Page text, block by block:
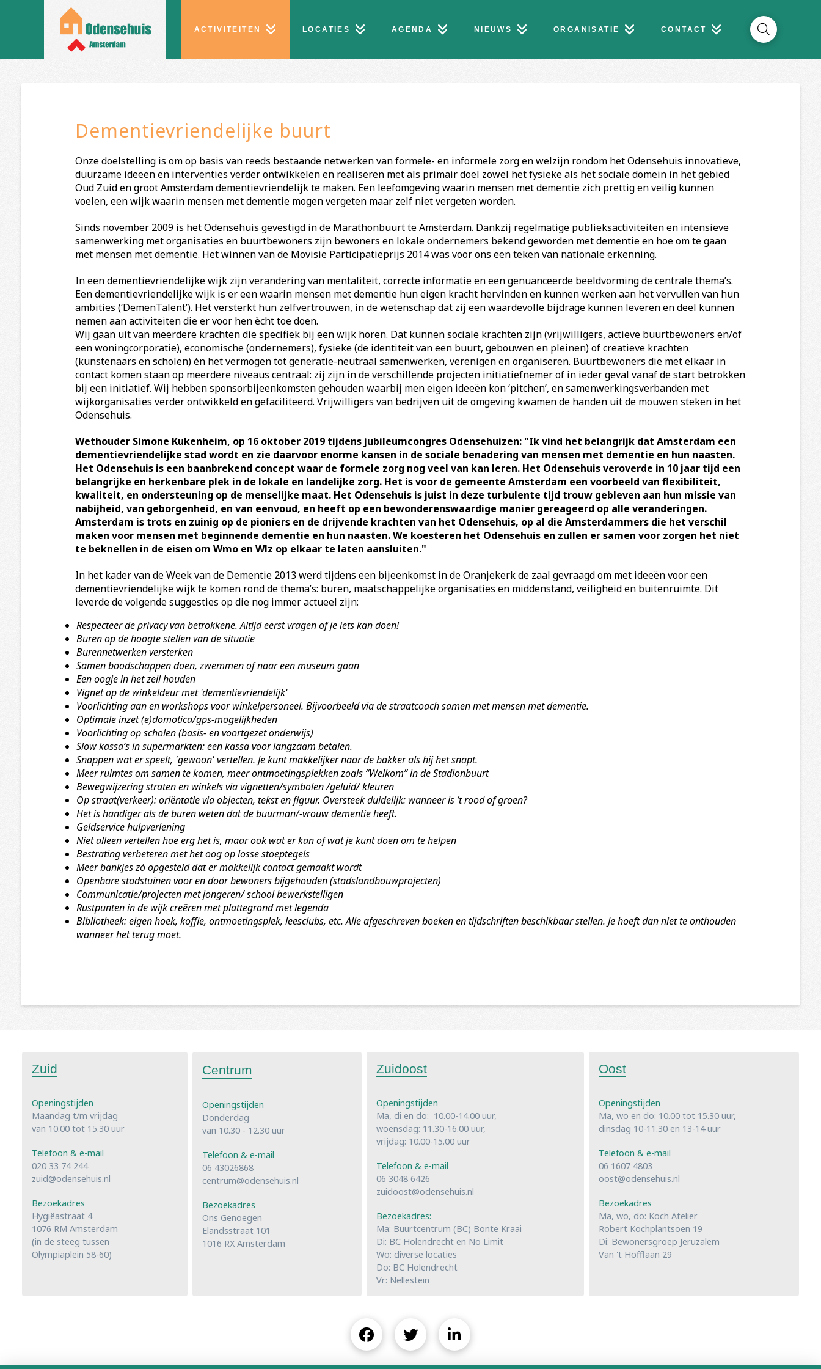
ACTIVITEITEN LOCATIES AGENDA NIEUWS ORGANISATIE CONTACT
Dementievriendelijke buurt
Onze doelstelling is om op basis van reeds bestaande netwerken van formele- en informele zorg en welzijn rondom het Odensehuis innovatieve,
duurzame ideeën en interventies verder ontwikkelen en realiseren met als primair doel zowel het fysieke als het sociale domein in het gebied
Oud Zuid en groot Amsterdam dementievriendelijk te maken. Een leefomgeving waarin mensen met dementie zich prettig en veilig kunnen
voelen, een wijk waarin mensen met dementie mogen vergeten maar zelf niet vergeten worden.
Sinds november 2009 is het Odensehuis gevestigd in de Marathonbuurt te Amsterdam. Dankzij regelmatige publieksactiviteiten en intensieve
samenwerking met organisaties en buurtbewoners zijn bewoners en lokale ondernemers bekend geworden met dementie en hoe om te gaan
met mensen met dementie. Het winnen van de Movisie Participatieprijs 2014 was voor ons een teken van nationale erkenning.
In een dementievriendelijke wijk zijn verandering van mentaliteit, correcte informatie en een genuanceerde beeldvorming de centrale thema’s.
Een dementievriendelijke wijk is er een waarin mensen met dementie hun eigen kracht hervinden en kunnen werken aan het vervullen van hun
ambities (‘DemenTalent’). Het versterkt hun zelfvertrouwen, in de wetenschap dat zij een waardevolle bijdrage kunnen leveren en deel kunnen
nemen aan activiteiten die er voor hen ècht toe doen.
Wij gaan uit van meerdere krachten die specifiek bij een wijk horen. Dat kunnen sociale krachten zijn (vrijwilligers, actieve buurtbewoners en/of
een woningcorporatie), economische (ondernemers), fysieke (de identiteit van een buurt, gebouwen en pleinen) of creatieve krachten
(kunstenaars en scholen) én het vermogen tot generatie-neutraal samenwerken, verenigen en organiseren. Buurtbewoners die met elkaar in
contact komen staan op meerdere niveaus centraal: zij zijn in de verschillende projecten initiatiefnemer of in ieder geval vanaf de start betrokken
bij een initiatief. Wij hebben sponsorbijeenkomsten gehouden waarbij men eigen ideeën kon ‘pitchen’, en samenwerkingsverbanden met
wijkorganisaties verder ontwikkeld en gefaciliteerd. Vrijwilligers van bedrijven uit de omgeving kwamen de handen uit de mouwen steken in het
Odensehuis.
Wethouder Simone Kukenheim, op 16 oktober 2019 tijdens jubileumcongres Odensehuizen: "Ik vind het belangrijk dat Amsterdam een
dementievriendelijke stad wordt en zie daarvoor enorme kansen in de sociale benadering van mensen met dementie en hun naasten.
Het Odensehuis is een baanbrekend concept waar de formele zorg nog veel van kan leren. Het Odensehuis veroverde in 10 jaar tijd een
belangrijke en herkenbare plek in de lokale en landelijke zorg. Het is voor de gemeente Amsterdam een voorbeeld van flexibiliteit,
kwaliteit, en ondersteuning op de menselijke maat. Het Odensehuis is juist in deze turbulente tijd trouw gebleven aan hun missie van
nabijheid, van geborgenheid, en van eenvoud, en heeft op een bewonderenswaardige manier gereageerd op alle veranderingen.
Amsterdam is trots en zuinig op de pioniers en de drijvende krachten van het Odensehuis, op al die Amsterdammers die het verschil
maken voor mensen met beginnende dementie en hun naasten. We koesteren het Odensehuis en zullen er samen voor zorgen het niet
te beknellen in de eisen om Wmo en Wlz op elkaar te laten aansluiten."
In het kader van de Week van de Dementie 2013 werd tijdens een bijeenkomst in de Oranjekerk de zaal gevraagd om met ideeën voor een
dementievriendelijke wijk te komen rond de thema’s: buren, maatschappelijke organisaties en middenstand, veiligheid en buitenruimte. Dit
leverde de volgende suggesties op die nog immer actueel zijn:
Respecteer de privacy van betrokkene. Altijd eerst vragen of je iets kan doen!
Buren op de hoogte stellen van de situatie
Burennetwerken versterken
Samen boodschappen doen, zwemmen of naar een museum gaan
Een oogje in het zeil houden
Vignet op de winkeldeur met 'dementievriendelijk'
Voorlichting aan en workshops voor winkelpersoneel. Bijvoorbeeld via de straatcoach samen met mensen met dementie.
Optimale inzet (e)domotica/gps-mogelijkheden
Voorlichting op scholen (basis- en voortgezet onderwijs)
Slow kassa’s in supermarkten: een kassa voor langzaam betalen.
Snappen wat er speelt, 'gewoon' vertellen. Je kunt makkelijker naar de bakker als hij het snapt.
Meer ruimtes om samen te komen, meer ontmoetingsplekken zoals “Welkom” in de Stadionbuurt
Bewegwijzering straten en winkels via vignetten/symbolen /geluid/ kleuren
Op straat(verkeer): oriëntatie via objecten, tekst en figuur. Oversteek duidelijk: wanneer is ’t rood of groen?
Het is handiger als de buren weten dat de buurman/-vrouw dementie heeft.
Geldservice hulpverlening
Niet alleen vertellen hoe erg het is, maar ook wat er kan of wat je kunt doen om te helpen
Bestrating verbeteren met het oog op losse stoeptegels
Meer bankjes zó opgesteld dat er makkelijk contact gemaakt wordt
Openbare stadstuinen voor en door bewoners bijgehouden (stadslandbouwprojecten)
Communicatie/projecten met jongeren/ school bewerkstelligen
Rustpunten in de wijk creëren met plattegrond met legenda
Bibliotheek: eigen hoek, koffie, ontmoetingsplek, leesclubs, etc. Alle afgeschreven boeken en tijdschriften beschikbaar stellen. Je hoeft dan niet te onthouden
wanneer het terug moet.
Zuid
Openingstijden
Maandag t/m vrijdag
van 10.00 tot 15.30 uur
Telefoon & e-mail
020 33 74 244
zuid@odensehuis.nl
Bezoekadres
Hygiëastraat 4
1076 RM Amsterdam
(in de steeg tussen
Olympiaplein 58-60)
Centrum
Openingstijden
Donderdag
van 10.30 - 12.30 uur
Telefoon & e-mail
06 43026868
centrum@odensehuis.nl
Bezoekadres
Ons Genoegen
Elandsstraat 101
1016 RX Amsterdam
Zuidoost
Openingstijden
Ma, di en do: 10.00-14.00 uur,
woensdag: 11.30-16.00 uur,
vrijdag: 10.00-15.00 uur
Telefoon & e-mail
06 3048 6426
zuidoost@odensehuis.nl
Bezoekadres:
Ma: Buurtcentrum (BC) Bonte Kraai
Di: BC Holendrecht en No Limit
Wo: diverse locaties
Do: BC Holendrecht
Vr: Nellestein
Oost
Openingstijden
Ma, wo en do: 10.00 tot 15.30 uur,
dinsdag 10-11.30 en 13-14 uur
Telefoon & e-mail
06 1607 4803
oost@odensehuis.nl
Bezoekadres
Ma, wo, do: Koch Atelier
Robert Kochplantsoen 19
Di: Bewonersgroep Jeruzalem
Van 't Hofflaan 29